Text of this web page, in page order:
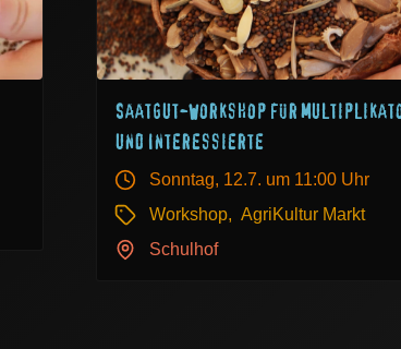
Saatgut-Workshop für
und Interessierte
Sonntag, 12.7. um 11:00 Uhr
Workshop, AgriKultur Markt
Schulhof